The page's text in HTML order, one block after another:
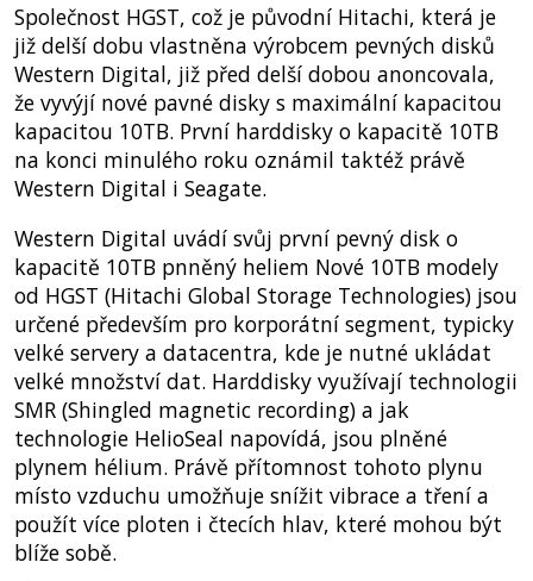
Společnost HGST, což je původní Hitachi, která je
již delší dobu vlastněna výrobcem pevných disků
Western Digital, již před delší dobou anoncovala,
že vyvýjí nové pavné disky s maximální kapacitou
kapacitou 10TB. První harddisky o kapacitě 10TB
na konci minulého roku oznámil taktéž právě
Western Digital i Seagate.
Western Digital uvádí svůj první pevný disk o
kapacitě 10TB pnněný heliem Nové 10TB modely
od HGST (Hitachi Global Storage Technologies) jsou
určené především pro korporátní segment, typicky
velké servery a datacentra, kde je nutné ukládat
velké množství dat. Harddisky využívají technologii
SMR (Shingled magnetic recording) a jak
technologie HelioSeal napovídá, jsou plněné
plynem hélium. Právě přítomnost tohoto plynu
místo vzduchu umožňuje snížit vibrace a tření a
použít více ploten i čtecích hlav, které mohou být
blíže sobě.